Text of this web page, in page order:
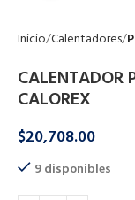
Inicio Calentadores
CALENTADOR
CALOREX
$20,708.00
9 disponibles